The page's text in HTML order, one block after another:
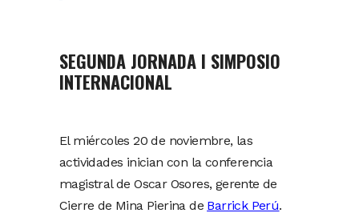
SEGUNDA JORNADA I SIMPOSIO
INTERNACIONAL
El miércoles 20 de noviembre, las
actividades inician con la conferencia
magistral de Oscar Osores, gerente de
Cierre de Mina Pierina de Barrick Perú.